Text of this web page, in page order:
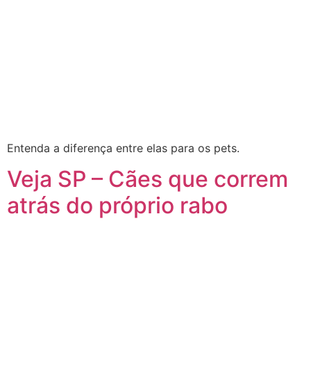
Entenda a diferença entre elas para os pets.
Veja SP – Cães que correm
atrás do próprio rabo